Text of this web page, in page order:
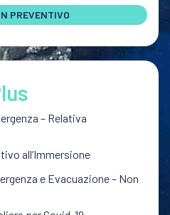
PREVENTIVO
– Relativa
all’Immersione
e Evacuazione – Non